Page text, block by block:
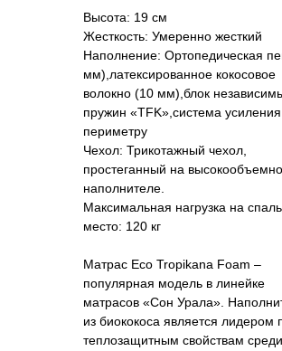
Высота: 19 см
Жесткость: Умеренно жесткий
Наполнение: Ортопедическая
мм),латексированное кокосовое
волокно (10 мм),блок
пружин «TFK»,система
периметру
Чехол: Трикотажный чехол,
простеганный на
наполнителе.
Максимальная нагрузка на
место: 120 кг
Матрас Eco Tropikana Foam –
популярная модель в линейке
матрасов «Сон Урала».
из биококоса является лидером
теплозащитным свойствам среди